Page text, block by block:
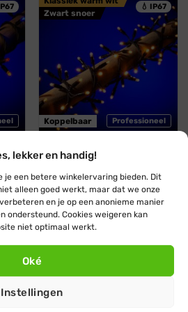
lekker en handig!
je een betere winkelervaring bieden. Dit
alleen goed werkt, maar dat we onze
en je op een anonieme manier
ondersteund. Cookies weigeren kan
niet optimaal werkt.
Oké
Instellingen
💧 IP67
Professioneel
Zwart snoer
Koppelbaar
Blynx Connect
Koppelbare
clusterverlichting ·
Klassiek warm wit · 120
LED lampjes · IP67
€38,95 Oorspronkelijke
prijs
€ 34,95
Zwart snoer